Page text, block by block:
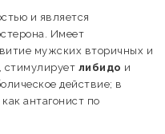
и является
Имеет
мужских вторичных и
стимулирует либидо и
действие; в
антагонист по